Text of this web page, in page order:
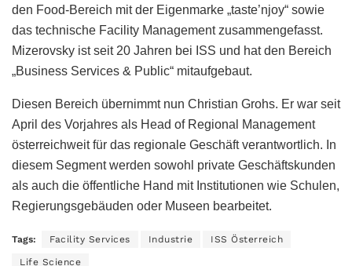
den Food-Bereich mit der Eigenmarke „taste’njoy“ sowie
das technische Facility Management zusammengefasst.
Mizerovsky ist seit 20 Jahren bei ISS und hat den Bereich
„Business Services & Public“ mitaufgebaut.
Diesen Bereich übernimmt nun Christian Grohs. Er war seit
April des Vorjahres als Head of Regional Management
österreichweit für das regionale Geschäft verantwortlich. In
diesem Segment werden sowohl private Geschäftskunden
als auch die öffentliche Hand mit Institutionen wie Schulen,
Regierungsgebäuden oder Museen bearbeitet.
Tags: Facility Services Industrie ISS Österreich
Life Science